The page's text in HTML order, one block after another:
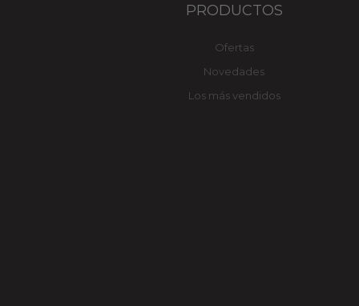
PRODUCTOS
Ofertas
Novedades
Los más vendidos